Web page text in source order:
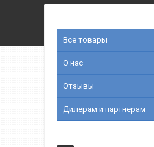
Все товары
О нас
Отзывы
Дилерам и партнерам